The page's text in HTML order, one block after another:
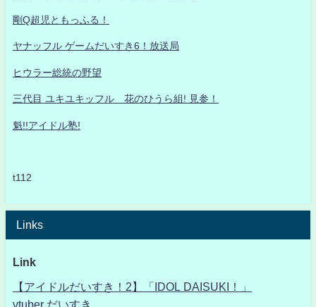
剛Q超児ともっふる！
ヤナッフル ゲームだいすき6！放送局
ヒウラー総統の野望
三代目 ユキユキッフル 花のひうら組! 見参！
魁!!アイドル塾!
t112
Links
Link
【アイドルだいすき！2】「IDOL DAISUKI！」
vtuber だいすき